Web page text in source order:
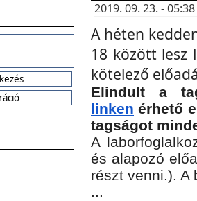
2019. 09. 23. -
A héten
18 között lesz
kötelező
Elindult a
linken érhető
tagságot
A
és alapozó
részt venni.).
...